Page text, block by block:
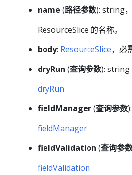
name (路径参数): string
ResourceSlice 的名称。
body: ResourceSlice，必
dryRun (查询参数): string
dryRun
fieldManager(查询参数
fieldManager
fieldValidation (查询参数
fieldValidation